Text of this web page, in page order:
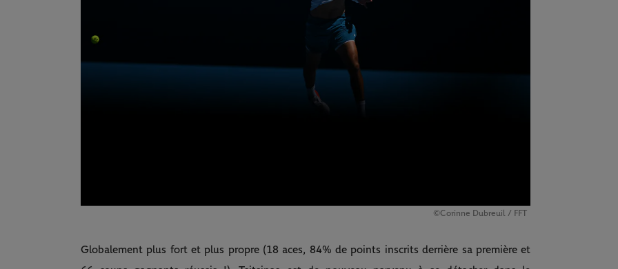
©Corinne Dubreuil / FFT
Globalement plus fort et plus propre (18 aces, 84% de points inscrits derrière sa première et